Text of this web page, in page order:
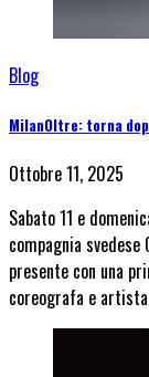
Blog
MilanOltre: torna
Ottobre 11, 2025
Sabato 11 e
compagnia svedese
presente con una
coreografa e